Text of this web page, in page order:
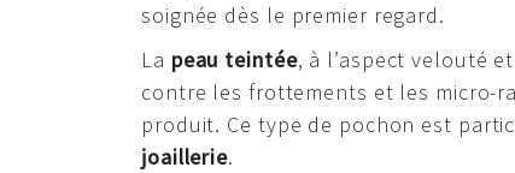
soignée dès le premier regard.
La peau teintée, à l’aspect velouté
contre les frottements et les micro-
produit. Ce type de pochon est
joaillerie.